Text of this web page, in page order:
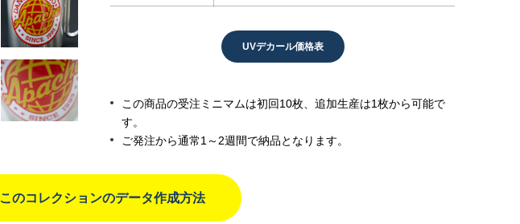
UVデカール価格表
この商品の受注ミニマムは初回10枚、追加生産は1枚から可能で
す。
ご発注から通常1～2週間で納品となります。
このコレクションのデータ作成方法